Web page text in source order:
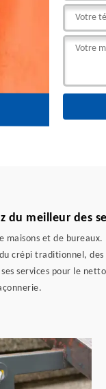
du meilleur des
et de
crépi traditionnel,
services pour le